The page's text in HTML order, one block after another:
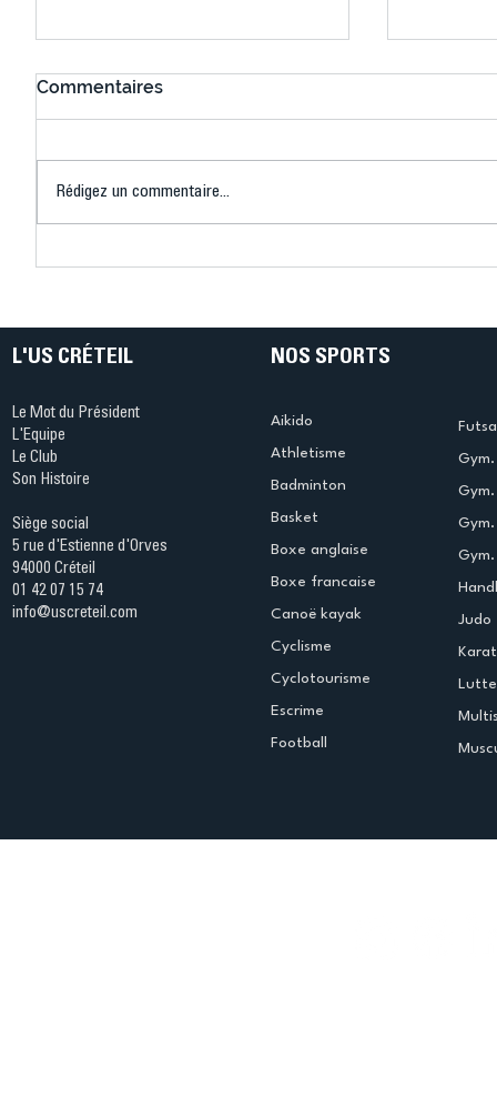
Ping ? Quand le tennis de
termine
Commentaires
Rédigez un commentaire...
L'US CRÉTEIL
Le Mot du Président
L'Equipe
Le Club
Son Histoire
Siège social
5 rue d'Estienne d'Orves
94000 Créteil
01 42 07 15 74
info@uscreteil.com
NOS SPORTS
Aikido
Athletisme
Badminton
Basket
Boxe anglaise
Boxe francaise
Canoë kayak
Cyclisme
Cyclotourisme
Escrime
Football
Judo
Lutte